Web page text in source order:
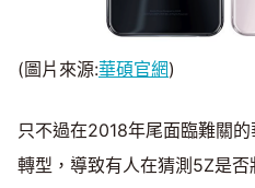
(圖片來源:華碩官網)
只不過在2018年尾面臨難關
轉型，導致有人在猜測5Z是